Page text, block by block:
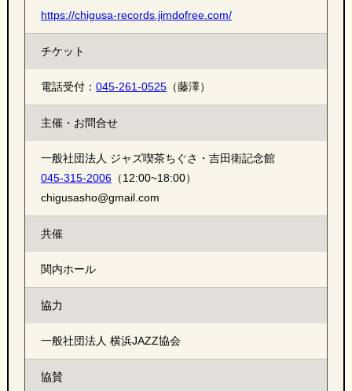
https://chigusa-records.jimdofree.com/
チケット
電話受付： 045-261-0525（藤澤）
主催・お問合せ
一般社団法人 ジャズ喫茶ちぐさ・吉田衛記念館
045-315-2006（12:00~18:00）
chigusasho@gmail.com
共催
関内ホール
協力
一般社団法人 横浜JAZZ協会
協賛